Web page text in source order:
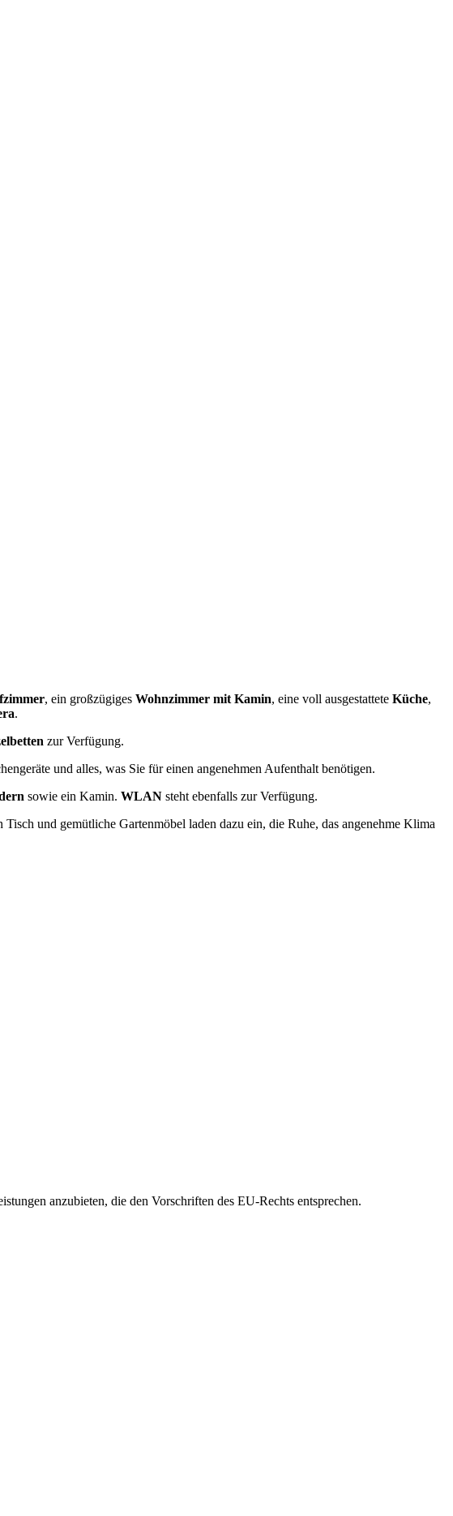
, ein großzügiges Wohnzimmer mit Kamin, eine voll ausgestattete Küche,
.
zur Verfügung.
und alles, was Sie für einen angenehmen Aufenthalt benötigen.
sowie ein Kamin. WLAN steht ebenfalls zur Verfügung.
Tisch und gemütliche Gartenmöbel laden dazu ein, die Ruhe, das angenehme Klima
anzubieten, die den Vorschriften des EU-Rechts entsprechen.